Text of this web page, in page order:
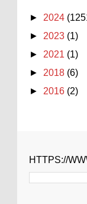
► 2024
► 2023 (1)
► 2021 (1)
► 2018 (6)
► 2016 (2)
HTTPS://